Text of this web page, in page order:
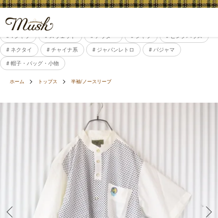
# Tシャツ # スウェット # アウター # シャツ
# ピンクハウス
# ネクタイ
# チャイナ系 # ジャパンレトロ
# パジャマ
# 帽子・バッグ・小物
ホーム トップス 半袖/ノースリーブ